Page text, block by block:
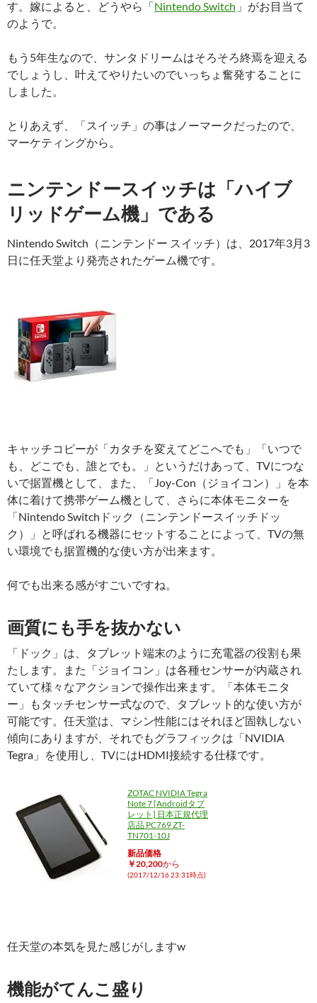
す。嫁によると、どうやら「Nintendo Switch 」がお目当て
のようで。
もう5年生なので、サンタドリームはそろそろ終焉を迎える
でしょうし、叶えてやりたいのでいっちょ奮発することに
しました。
とりあえず、「スイッチ」の事はノーマークだったので、
マーケティングから。
ニンテンドースイッチは「ハイブ
リッドゲーム機」である
Nintendo Switch（ニンテンドー スイッチ）は、2017年3月3
日に任天堂より発売されたゲーム機です。
キャッチコピーが「カタチを変えてどこへでも」「いつで
も、どこでも、誰とでも。」というだけあって、TVにつな
いで据置機として、また、「Joy-Con（ジョイコン）」を本
体に着けて携帯ゲーム機として、さらに本体モニターを
「Nintendo Switchドック（ニンテンドースイッチドッ
ク）」と呼ばれる機器にセットすることによって、TVの無
い環境でも据置機的な使い方が出来ます。
何でも出来る感がすごいですね。
画質にも手を抜かない
「ドック」は、タブレット端末のように充電器の役割も果
たします。また「ジョイコン」は各種センサーが内蔵され
ていて様々なアクションで操作出来ます。「本体モニタ
ー」もタッチセンサー式なので、タブレット的な使い方が
可能です。任天堂は、マシン性能にはそれほど固執しない
傾向にありますが、それでもグラフィックは「NVIDIA
Tegra」を使用し、TVにはHDMI接続する仕様です。
ZOTAC NVIDIA Tegra
Note 7 [Androidタブ
レット] 日本正規代理
店品 PC769 ZT-
TN701-10J
新品価格
￥20,200から
(2017/12/16 23:31時点)
任天堂の本気を見た感じがしますw
機能がてんこ盛り